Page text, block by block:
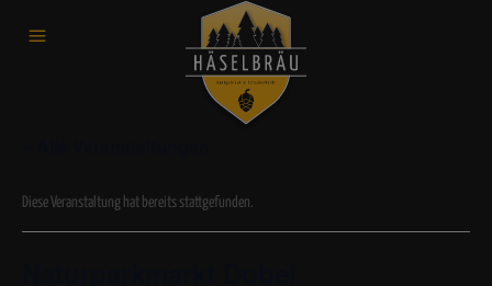
Diese Veranstaltung hat bereits stattgefunden.